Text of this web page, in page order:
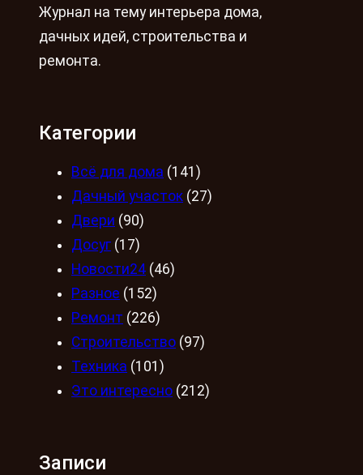
Журнал на тему интерьера дома,
дачных идей, строительства и
ремонта.
Категории
Всё для дома (141)
Дачный участок (27)
Двери (90)
Досуг (17)
Новости24 (46)
Разное (152)
Ремонт (226)
Строительство (97)
Техника (101)
Это интересно (212)
Записи